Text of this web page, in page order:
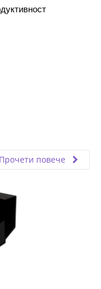
Прочети повече